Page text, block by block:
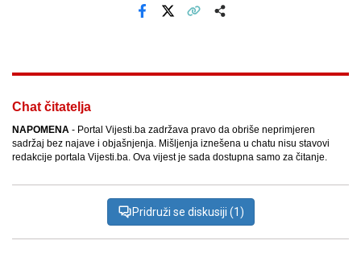
Chat čitatelja
NAPOMENA - Portal Vijesti.ba zadržava pravo da obriše neprimjeren
sadržaj bez najave i objašnjenja. Mišljenja iznešena u chatu nisu stavovi
redakcije portala Vijesti.ba. Ova vijest je sada dostupna samo za čitanje.
Pridruži se diskusiji (1)